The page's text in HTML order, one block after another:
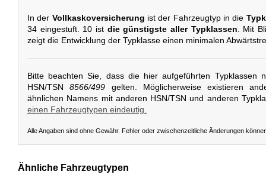
In der Vollkaskoversicherung ist der Fahrzeugtyp in die
34 eingestuft. 10 ist die günstigste aller Typklassen. Mit
zeigt die Entwicklung der Typklasse einen minimalen
Bitte beachten Sie, dass die hier aufgeführten Typklassen
HSN/TSN8566/499 gelten. Möglicherweise existieren
ähnlichen Namens mit anderen HSN/TSN und anderen
einen Fahrzeugtypen eindeutig.
Alle Angaben sind ohne Gewähr. Fehler oder zwischenzeitliche Änderungen
Ähnliche Fahrzeugtypen